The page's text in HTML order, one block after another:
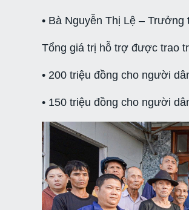
• Bà Nguyễn Thị Lệ – Trưởng
Tổng giá trị hỗ trợ được trao
• 200 triệu đồng cho người
• 150 triệu đồng cho người